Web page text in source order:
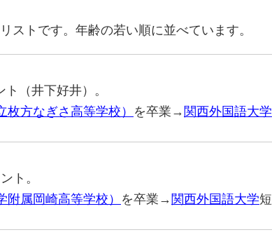
ストです。年齢の若い順に並べています。
（井下好井）。
方なぎさ高等学校） を卒業→ 関西外国語大学
ト。
属岡崎高等学校） を卒業→ 関西外国語大学短